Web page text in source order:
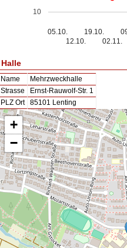
05.10.
12.10.
19.10.
02.11.
10
Halle
Name
Mehrzweckhalle
Strasse
Ernst-Rauwolf-Str. 1
PLZ Ort
85101 Lenting
+
−